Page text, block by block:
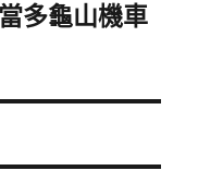
多龜山機車